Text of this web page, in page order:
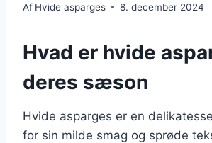
Af Hvide asparges 8. december 2024
Hvad er hvide
deres sæson
Hvide asparges er en
for sin milde smag og sprøde